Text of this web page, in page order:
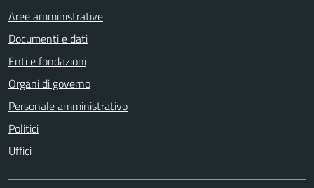
Aree amministrative
Documenti e dati
Enti e fondazioni
Organi di governo
Personale amministrativo
Politici
Uffici